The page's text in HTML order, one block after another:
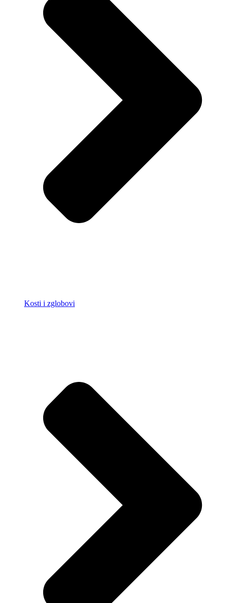
Kosti i zglobovi